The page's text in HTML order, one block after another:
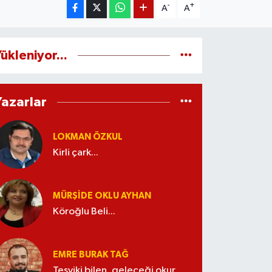
A- A+
LOKMAN ÖZKUL
Kirli çark...
MÜRŞIDE OKLU AYHAN
Köroğlu Beli...
EMRE BURAK TAĞ